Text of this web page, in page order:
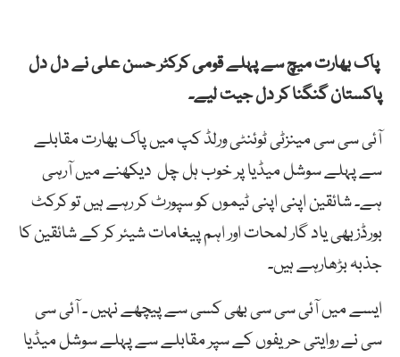
پاک بھارت میچ سے پہلے قومی کرکٹر حسن علی نے دل دل
پاکستان گنگنا کر دل جیت لیے۔
آئی سی سی مینزٹی ٹوئنٹی ورلڈ کپ میں پاک بھارت مقابلے
سے پہلے سوشل میڈیا پر خوب ہل چل دیکھنے میں آرہی
ہے۔ شائقین اپنی اپنی ٹیموں کو سپورٹ کر رہے ہیں تو کرکٹ
بورڈزبھی یاد گار لمحات اور اہم پیغامات شیئر کر کے شائقین کا
جذبہ بڑھارہے ہیں۔
ایسے میں آئی سی سی بھی کسی سے پیچھے نہیں ۔ آئی سی
سی نے روایتی حریفوں کے سپر مقابلے سے پہلے سوشل میڈیا